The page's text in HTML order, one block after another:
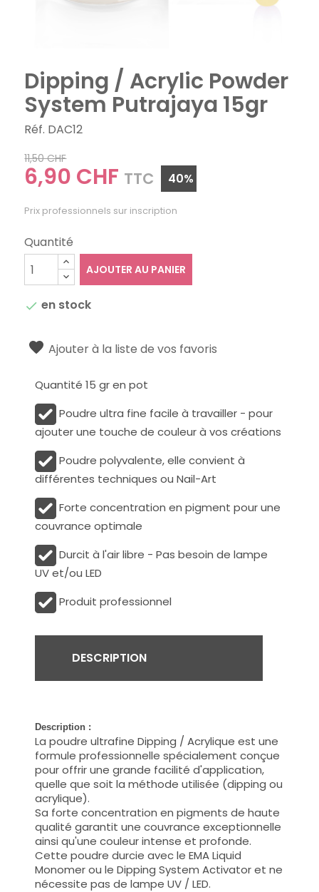
Dipping / Acrylic Powder
System Putrajaya 15gr
Réf. DAC12
11,50 CHF
6,90 CHF TTC 40%
Prix professionnels sur inscription
Quantité
AJOUTER AU PANIER
 en stock
Ajouter à la liste de vos favoris
Quantité 15 gr en pot
Poudre ultra fine facile à travailler - pour
ajouter une touche de couleur à vos créations
Poudre polyvalente, elle convient à
différentes techniques ou Nail-Art
Forte concentration en pigment pour une
couvrance optimale
Durcit à l'air libre - Pas besoin de lampe
UV et/ou LED
Produit professionnel
DESCRIPTION
Description :
La poudre ultrafine Dipping / Acrylique est une
formule professionnelle spécialement conçue
pour offrir une grande facilité d'application,
quelle que soit la méthode utilisée (dipping ou
acrylique).
Sa forte concentration en pigments de haute
qualité garantit une couvrance exceptionnelle
ainsi qu'une couleur intense et profonde.
Cette poudre durcie avec le EMA Liquid
Monomer ou le Dipping System Activator et ne
nécessite pas de lampe UV / LED.